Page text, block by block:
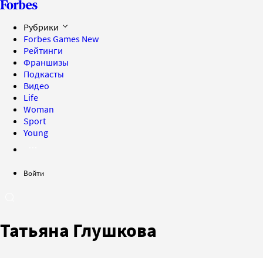
Рубрики
Forbes Games New
Рейтинги
Франшизы
Подкасты
Видео
Life
Woman
Sport
Young
Войти
Татьяна Глушкова